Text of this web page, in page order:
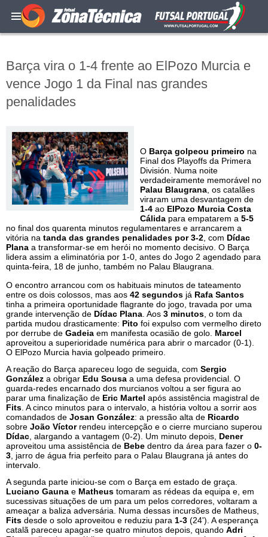
Barça vira o 1-4 frente ao ElPozo Murcia e
vence Jogo 1 da Final nas grandes
penalidades
O Barça golpeou primeiro na
Final dos Playoffs da Primera
División. Numa noite
verdadeiramente memorável no
Palau Blaugrana , os catalães
viraram uma desvantagem de
1-4 ao ElPozo Murcia Costa
Cálida para empatarem a 5-5
no final dos quarenta minutos regulamentares e arrancarem a
vitória na tanda das grandes penalidades por 3-2 , com Dídac
Plana a transformar-se em herói no momento decisivo. O Barça
lidera assim a eliminatória por 1-0, antes do Jogo 2 agendado para
quinta-feira, 18 de junho, também no Palau Blaugrana.
O encontro arrancou com os habituais minutos de tateamento
entre os dois colossos, mas aos 42 segundos já Rafa Santos
tinha a primeira oportunidade flagrante do jogo, travada por uma
grande intervenção de Dídac Plana . Aos 3 minutos , o tom da
partida mudou drasticamente: Pito foi expulso com vermelho direto
por derrube de Gadeia em manifesta ocasião de golo. Marcel
aproveitou a superioridade numérica para abrir o marcador (0-1).
O ElPozo Murcia havia golpeado primeiro.
A reação do Barça apareceu logo de seguida, com Sergio
González a obrigar Edu Sousa a uma defesa providencial. O
guarda-redes encarnado dos murcianos voltou a ser figura ao
parar uma finalização de Eric Martel após assistência magistral de
Fits . A cinco minutos para o intervalo, a história voltou a sorrir aos
comandados de Josan González: a pressão alta de Ricardo
sobre João Víctorrendeu intercepção e o cierre murciano superou
Dídac , alargando a vantagem (0-2). Um minuto depois, Dener
aproveitou uma assistência de Bebe dentro da área para fazer o 0-
3 , jarro de água fria perfeito para o Palau Blaugrana já antes do
intervalo.
A segunda parte iniciou-se com o Barça em estado de graça.
Luciano Gauna e Matheus tomaram as rédeas da equipa e, em
sucessivas situações de um para um pelos corredores, voltaram a
ameaçar a baliza adversária. Numa dessas incursões de Matheus,
Fits desde o solo aproveitou e reduziu para 1-3 (24'). A esperança
catalã pareceu apagar-se quatro minutos depois, quando Adri